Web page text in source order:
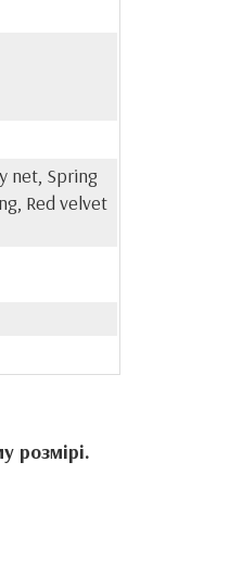
net, Spring
Red velvet
розмірі.